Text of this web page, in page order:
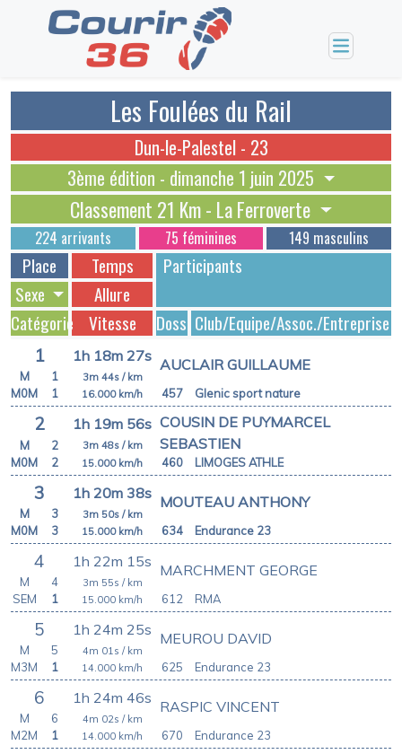
Les Foulées du Rail
3ème édition - dimanche 1 juin 2025
Dun-le-Palestel - 23
Classement 21 Km - La Ferroverte
224 arrivants 75 féminines 149 masculins
Place Temps
Dossards
Participants
Allure
Vitesse
Sexe
Catégorie
Club/Equipe/Assoc./Entreprise
1 1h 18m 27s
457
AUCLAIR GUILLAUME
3m 44s / km
16.000 km/h
M
1
M0M
1 Glenic sport nature
2 1h 19m 56s
460
COUSIN DE PUYMARCEL
SEBASTIEN
3m 48s / km
15.000 km/h
M
2
M0M
2 LIMOGES ATHLE
3 1h 20m 38s
634
MOUTEAU ANTHONY
3m 50s / km
15.000 km/h
M
3
M0M
3 Endurance 23
4 1h 22m 15s
612
MARCHMENT GEORGE
3m 55s / km
15.000 km/h
M
4
SEM
1 RMA
5 1h 24m 25s
625
MEUROU DAVID
4m 01s / km
14.000 km/h
M
5
M3M
1 Endurance 23
6 1h 24m 46s
670
RASPIC VINCENT
4m 02s / km
14.000 km/h
M
6
M2M
1 Endurance 23